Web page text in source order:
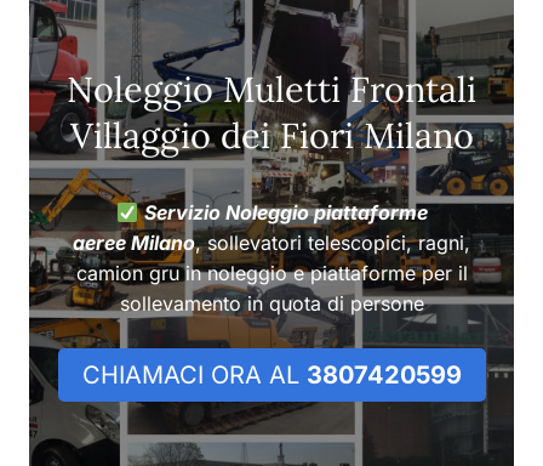
Noleggio Muletti Frontali
Villaggio dei Fiori Milano
Servizio Noleggio piattaforme
aeree Milano, sollevatori telescopici, ragni,
camion gru in noleggio e piattaforme per il
sollevamento in quota di persone
CHIAMACI ORA AL 3807420599